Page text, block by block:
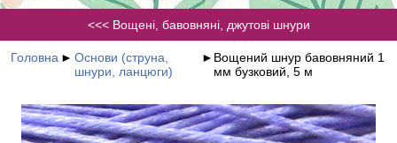
<<< Вощені, бавовняні, джутові шнури
Головна ► Основи (струна,
шнури, ланцюги)
► Вощений шнур бавовняний 1
мм бузковий, 5 м